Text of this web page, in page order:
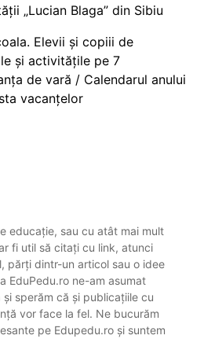
„Lucian Blaga” din Sibiu
Elevii și copiii de
și activitățile pe 7
de vară / Calendarul anului
vacanțelor
educație, sau cu atât mai mult
fi util să citați cu link, atunci
părți dintr-un articol sau o idee
EduPedu.ro ne-am asumat
sperăm că și publicațiile cu
vor face la fel. Ne bucurăm
pe Edupedu.ro și suntem